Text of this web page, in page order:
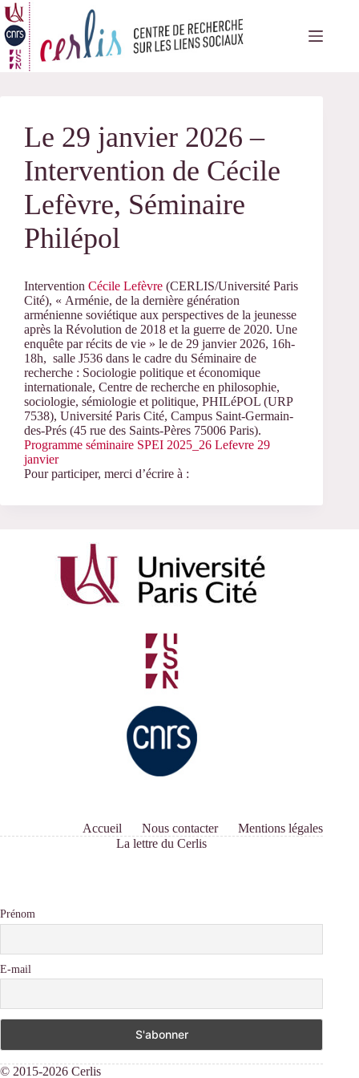
Passer
au
contenu
Le 29 janvier 2026 –
Intervention de Cécile
Lefèvre, Séminaire
Philépol
Intervention Cécile Lefèvre (CERLIS/Université Paris
Cité), « Arménie, de la dernière génération
arménienne soviétique aux perspectives de la jeunesse
après la Révolution de 2018 et la guerre de 2020. Une
enquête par récits de vie » le de 29 janvier 2026, 16h-
18h, salle J536 dans le cadre du Séminaire de
recherche : Sociologie politique et économique
internationale, Centre de recherche en philosophie,
sociologie, sémiologie et politique, PHILéPOL (URP
7538), Université Paris Cité, Campus Saint-Germain-
des-Prés (45 rue des Saints-Pères 75006 Paris).
Programme séminaire SPEI 2025_26 Lefevre 29
janvier
Pour participer, merci d’écrire à :
Accueil Nous contacter
Mentions légales
La lettre du Cerlis
Prénom
E-mail
© 2015-2026 Cerlis